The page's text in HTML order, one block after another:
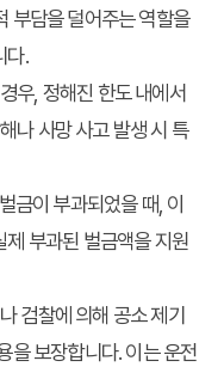
부담을 덜어주는 역할을
다.
우, 정해진 한도 내에서
나 사망 사고 발생 시 특
금이 부과되었을 때, 이
제 부과된 벌금액을 지원
검찰에 의해 공소 제기
을 보장합니다. 이는 운전